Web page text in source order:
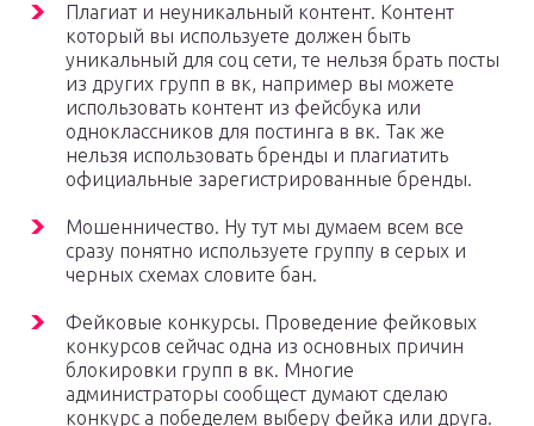
Плагиат и неуникальный контент. Контент
который вы используете должен быть
уникальный для соц сети, те нельзя брать посты
из других групп в вк, например вы можете
использовать контент из фейсбука или
одноклассников для постинга в вк. Так же
нельзя использовать бренды и плагиатить
официальные зарегистрированные бренды.
Мошенничество. Ну тут мы думаем всем все
сразу понятно используете группу в серых и
черных схемах словите бан.
Фейковые конкурсы. Проведение фейковых
конкурсов сейчас одна из основных причин
блокировки групп в вк. Многие
администраторы сообщест думают сделаю
конкурс а победелем выберу фейка или друга.